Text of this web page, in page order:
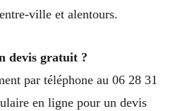
ville et alentours.
devis gratuit ?
par téléphone au 06 28 31
en ligne pour un devis